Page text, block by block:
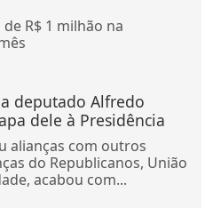
R$ 1 milhão na
deputado Alfredo
dele à Presidência
alianças com outros
do Republicanos, União
acabou com...